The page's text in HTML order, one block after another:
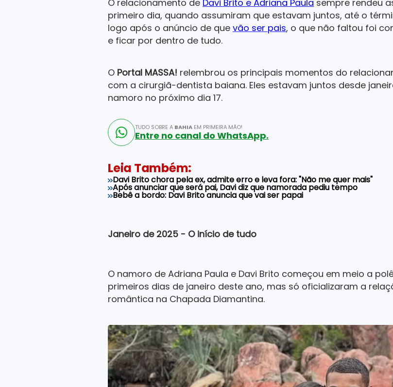
O relacionamento de Davi Brito e Adriana Paula sempre rendeu
primeiro dia, quando assumiram que estavam juntos, até o
logo após o anúncio de que vão ser pais, o que não faltou foi
e ficar por dentro de tudo.
O Portal MASSA! relembrou os principais momentos do
com a cirurgiã-dentista baiana. Eles estavam juntos desde
namoro no próximo dia 17.
TUDO SOBRE A BAHIA EM PRIMEIRA MÃO!
Entre no canal do WhatsApp.
Leia Também:
Davi Brito chora pela ex, admite erro e leva fora: "Não me quer mais"
Após anunciar que será pai, Davi diz que namorada pediu tempo
Bebê a bordo: Davi Brito anuncia que vai ser papai
Janeiro de 2025 - O início de tudo
O namoro de Adriana Paula e Davi Brito começou em meio a
primeiros dias de janeiro deste ano, mas só oficializaram a
romântica na Chapada Diamantina.